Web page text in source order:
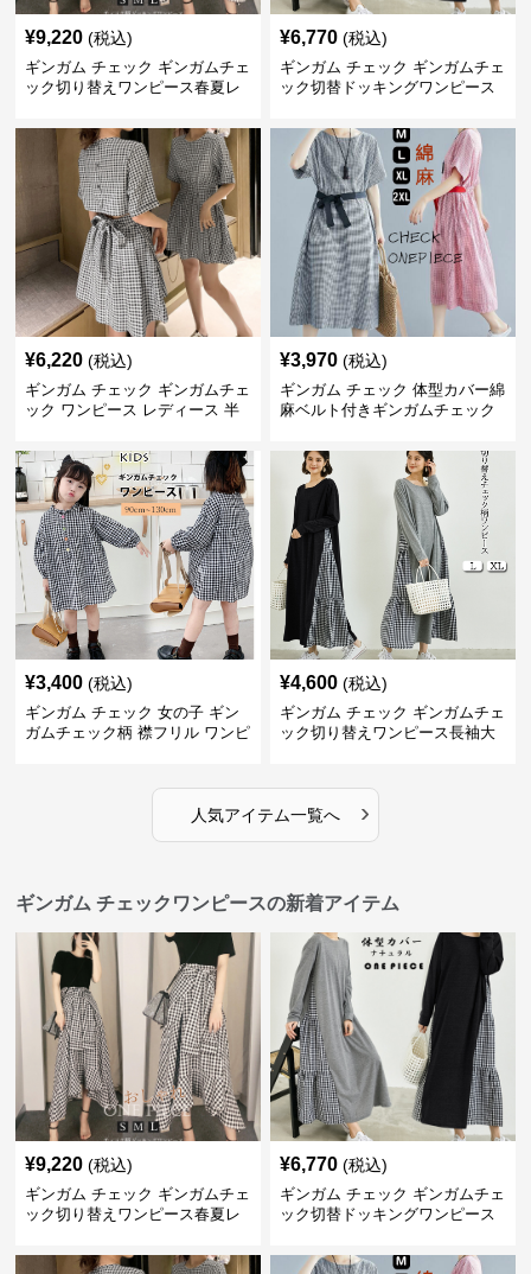
¥9,220 (税込)
ギンガム チェック ギンガムチェ
ック切り替えワンピース春夏レ
¥6,770 (税込)
ギンガム チェック ギンガムチェ
ック切替ドッキングワンピース
¥6,220 (税込)
ギンガム チェック ギンガムチェ
ック ワンピース レディース 半
¥3,970 (税込)
ギンガム チェック 体型カバー綿
麻ベルト付きギンガムチェック
¥3,400 (税込)
ギンガム チェック 女の子 ギン
ガムチェック柄 襟フリル ワンピ
¥4,600 (税込)
ギンガム チェック ギンガムチェ
ック切り替えワンピース長袖大
人気アイテム一覧へ ›
ギンガム チェックワンピースの新着アイテム
¥9,220 (税込)
ギンガム チェック ギンガムチェ
ック切り替えワンピース春夏レ
¥6,770 (税込)
ギンガム チェック ギンガムチェ
ック切替ドッキングワンピース